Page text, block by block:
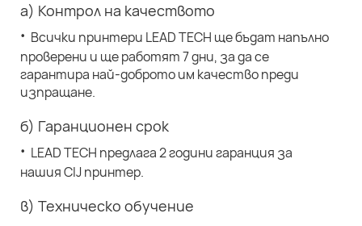
а) Контрол на качеството
· Всички принтери LEAD TECH ще бъдат напълно
проверени и ще работят 7 дни, за да се
гарантира най-доброто им качество преди
изпращане.
б) Гаранционен срок
· LEAD TECH предлага 2 години гаранция за
нашия CIJ принтер.
в) Техническо обучение